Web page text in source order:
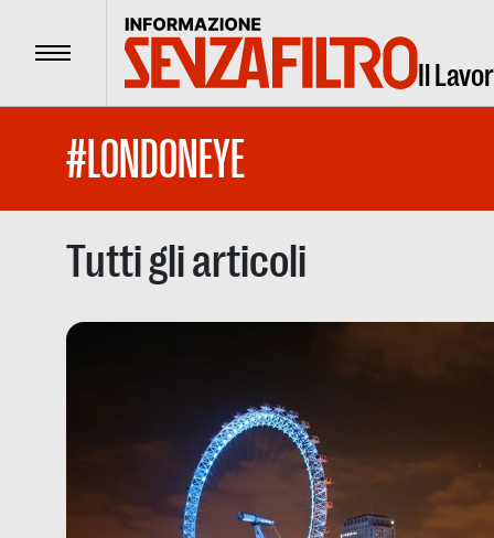
Menu Il
#LONDONEYE
Tutti gli articoli